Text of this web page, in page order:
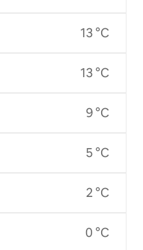
13 °C
13 °C
9 °C
5 °C
2 °C
0 °C